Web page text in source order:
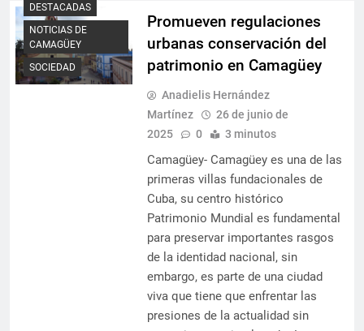
DESTACADAS
NOTICIAS DE
CAMAGÜEY
SOCIEDAD
Promueven regulaciones
urbanas conservación del
patrimonio en Camagüey
Anadielis Hernández
Martínez
26 de junio de
2025
0 3 minutos
Camagüey- Camagüey es una de las
primeras villas fundacionales de
Cuba, su centro histórico
Patrimonio Mundial es fundamental
para preservar importantes rasgos
de la identidad nacional, sin
embargo, es parte de una ciudad
viva que tiene que enfrentar las
presiones de la actualidad sin